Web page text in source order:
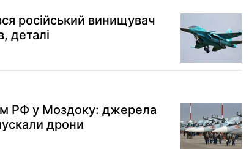
російський винищувач
деталі
РФ у Моздоку: джерела
дрони